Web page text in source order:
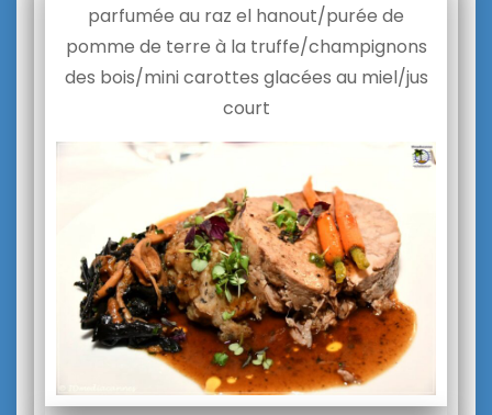
parfumée au raz el hanout/purée de
pomme de terre à la truffe/champignons
des bois/mini carottes glacées au miel/jus
court